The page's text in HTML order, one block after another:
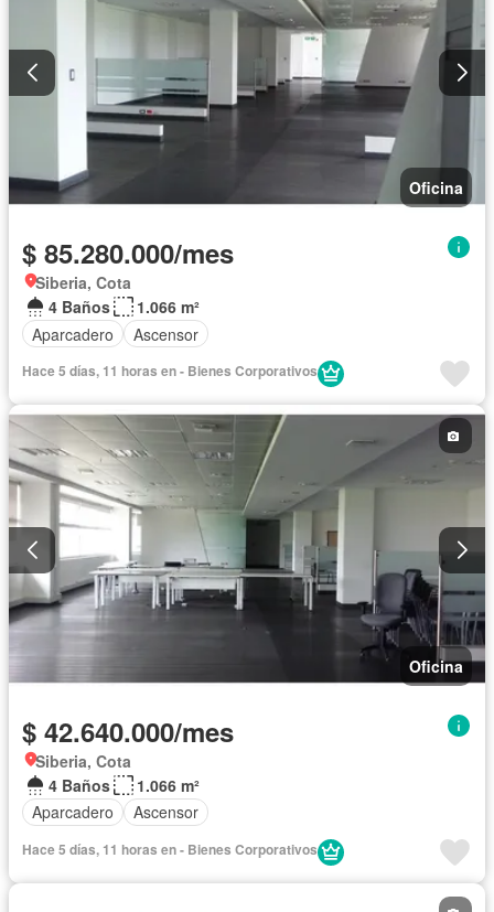
Oficina
$ 85.280.000/mes
Siberia, Cota
4 Baños
1.066 m²
Aparcadero
Ascensor
Hace 5 días, 11 horas en - Bienes Corporativos
Oficina
$ 42.640.000/mes
Siberia, Cota
4 Baños
1.066 m²
Aparcadero
Ascensor
Hace 5 días, 11 horas en - Bienes Corporativos